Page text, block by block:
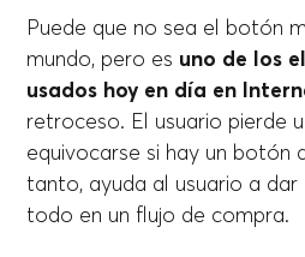
Puede que no sea el botón
mundo, pero es uno de los
usados hoy en día en
retroceso. El usuario pierde
equivocarse si hay un botón
tanto, ayuda al usuario a
todo en un flujo de compra.